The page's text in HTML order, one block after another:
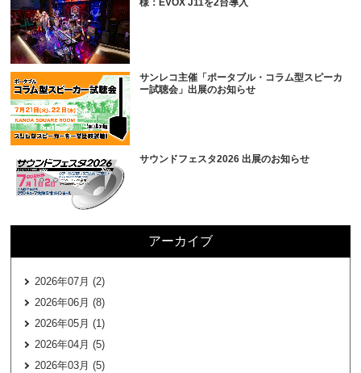
サンレコ主催「ポータブル・コラム型スピーカ
ー試聴会」出展のお知らせ
サウンドフェスタ2026 出展のお知らせ
アーカイブ
2026年07月 (2)
2026年06月 (8)
2026年05月 (1)
2026年04月 (5)
2026年03月 (5)